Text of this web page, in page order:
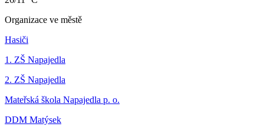
Organizace ve městě
Hasiči
1. ZŠ Napajedla
2. ZŠ Napajedla
Mateřská škola Napajedla p. o.
DDM Matýsek